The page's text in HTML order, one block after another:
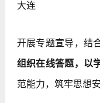
大连
开展专题宣导，结
组织在线答题，以
范能力，筑牢思想